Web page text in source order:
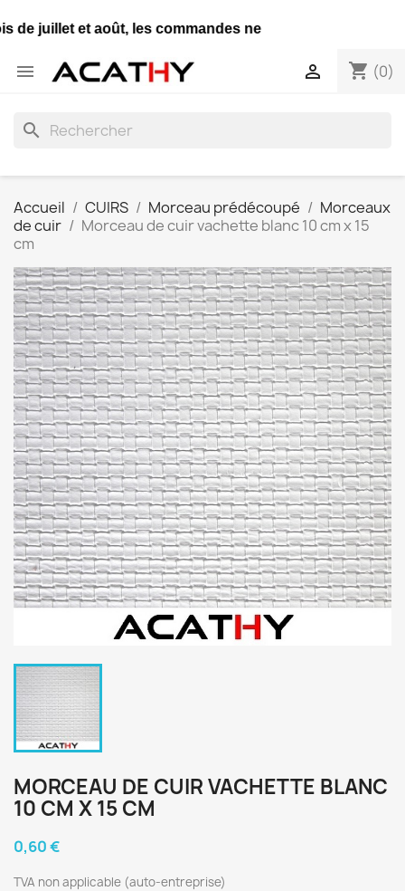
de juillet et août, les commandes ne seront expédiées
 shopping_cart (0)

search
Accueil CUIRS Morceau prédécoupé
Morceaux
de cuir
Morceau de cuir vachette blanc 10 cm x 15
cm
MORCEAU DE CUIR VACHETTE BLANC
10 CM X 15 CM
0,60 €
TVA non applicable (auto-entreprise)